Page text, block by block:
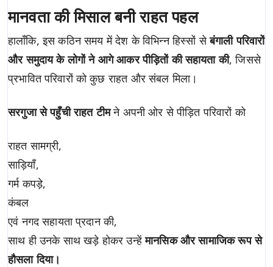
मानवता की मिसाल बनी राहत पहल
हालाँकि, इस कठिन समय में देश के विभिन्न हिस्सों सेबंगाली परिवारों
और समुदाय के लोगों ने आगे आकर पीड़ितों की सहायता की, जिससे
प्रभावित परिवारों को कुछ राहत और संबल मिला।
सरगुजा से पहुँची राहत टीमने अपनी ओर से पीड़ित परिवारों को
राहत सामग्री,
साड़ियाँ,
गर्म कपड़े,
कंबल
एवं नगद सहायता प्रदान की,
साथ ही उनके साथ खड़े होकर उन्हेंमानसिक और सामाजिक रूप से
हौसला दिया।